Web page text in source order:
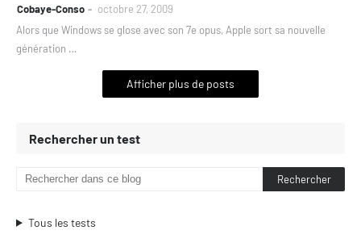
Cobaye-Conso
octobre 27, 2009
Alors que Windows se glose avec son 7e opus, Apple sort sa nouvelle
génération …
Afficher plus de posts
Rechercher un test
Tous les tests